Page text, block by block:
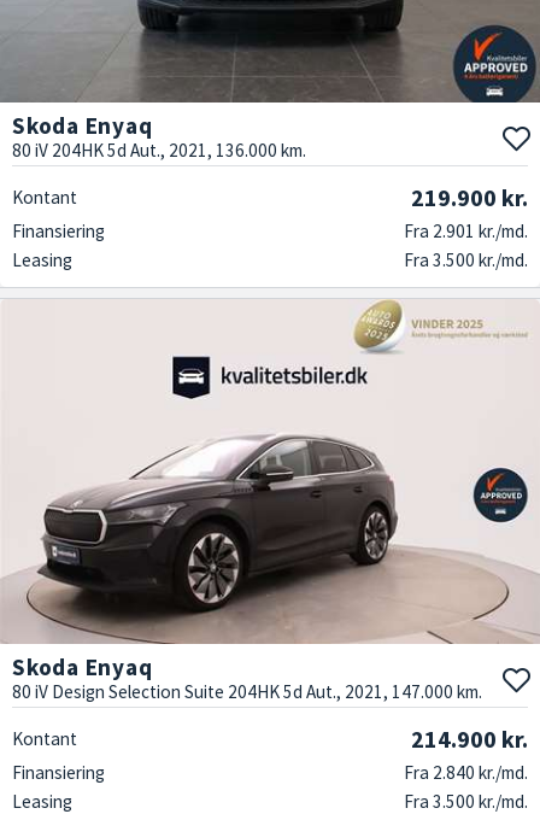
Skoda Enyaq
80 iV 204HK 5d Aut., 2021, 136.000 km.
Kontant 219.900 kr.
Finansiering
Fra 2.901 kr./md.
Leasing
Fra 3.500 kr./md.
Skoda Enyaq
80 iV Design Selection Suite 204HK 5d Aut., 2021, 147.000 km.
Kontant 214.900 kr.
Finansiering
Fra 2.840 kr./md.
Leasing
Fra 3.500 kr./md.